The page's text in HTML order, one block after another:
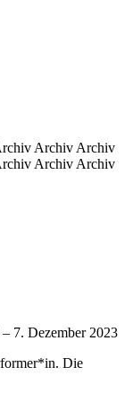
Archiv Archiv
Archiv Archiv
7. Dezember 2023